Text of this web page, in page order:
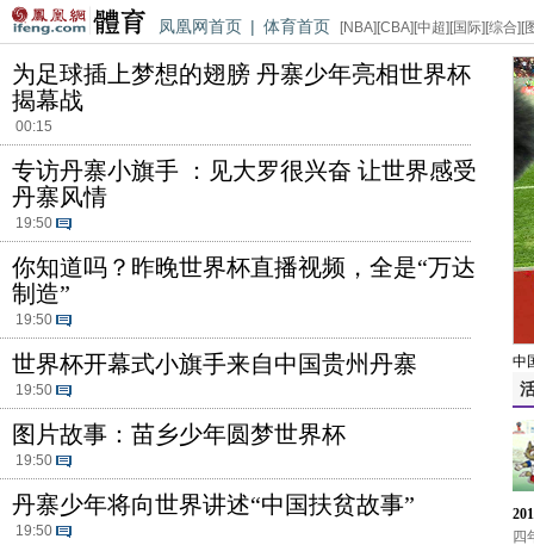
凤凰网首页 | 体育首页 [NBA][CBA][中超][国际][综合][
为足球插上梦想的翅膀 丹寨少年亮相世界杯
揭幕战
00:15
专访丹寨小旗手 ：见大罗很兴奋 让世界感受
丹寨风情
19:50
你知道吗？昨晚世界杯直播视频，全是“万达
制造”
19:50
世界杯开幕式小旗手来自中国贵州丹寨
19:50
图片故事：苗乡少年圆梦世界杯
19:50
丹寨少年将向世界讲述“中国扶贫故事”
19:50
中
四